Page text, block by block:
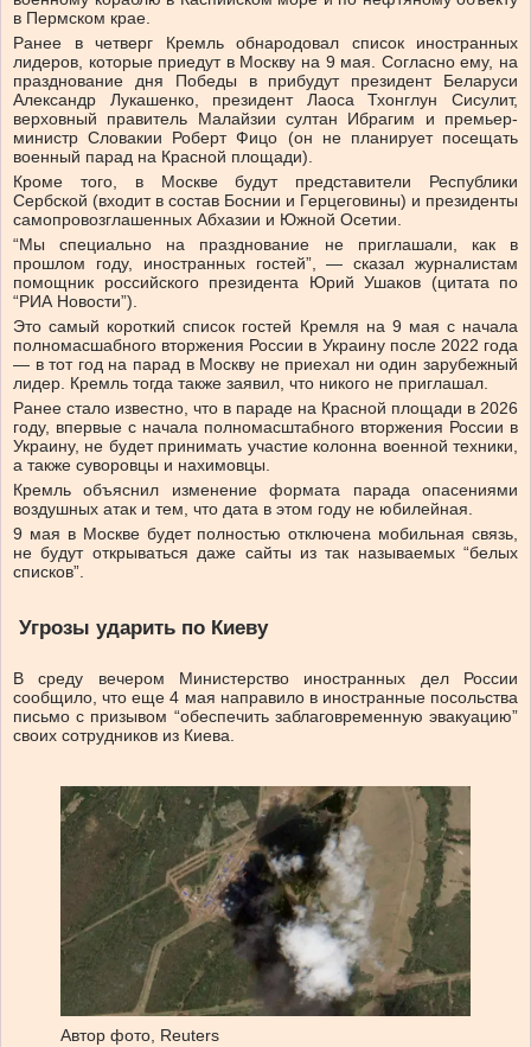
в Пермском крае.
Ранее в четверг Кремль обнародовал список иностранных
лидеров, которые приедут в Москву на 9 мая. Согласно ему, на
празднование дня Победы в прибудут президент Беларуси
Александр Лукашенко, президент Лаоса Тхонглун Сисулит,
верховный правитель Малайзии султан Ибрагим и премьер-
министр Словакии Роберт Фицо (он не планирует посещать
военный парад на Красной площади).
Кроме того, в Москве будут представители Республики
Сербской (входит в состав Боснии и Герцеговины) и президенты
самопровозглашенных Абхазии и Южной Осетии.
“Мы специально на празднование не приглашали, как в
прошлом году, иностранных гостей”, — сказал журналистам
помощник российского президента Юрий Ушаков (цитата по
“РИА Новости”).
Это самый короткий список гостей Кремля на 9 мая с начала
полномасшабного вторжения России в Украину после 2022 года
— в тот год на парад в Москву не приехал ни один зарубежный
лидер. Кремль тогда также заявил, что никого не приглашал.
Ранее стало известно, что в параде на Красной площади в 2026
году, впервые с начала полномасштабного вторжения России в
Украину, не будет принимать участие колонна военной техники,
а также суворовцы и нахимовцы.
Кремль объяснил изменение формата парада опасениями
воздушных атак и тем, что дата в этом году не юбилейная.
9 мая в Москве будет полностью отключена мобильная связь,
не будут открываться даже сайты из так называемых “белых
списков”.
Угрозы ударить по Киеву
В среду вечером Министерство иностранных дел России
сообщило, что еще 4 мая направило в иностранные посольства
письмо с призывом “обеспечить заблаговременную эвакуацию”
своих сотрудников из Киева.
Автор фото, Reuters